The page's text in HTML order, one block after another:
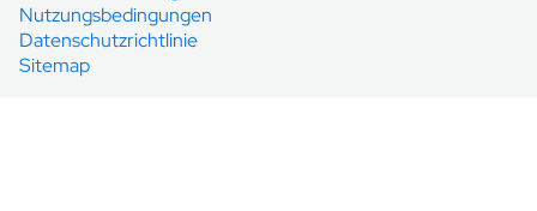
Nutzungsbedingungen
Datenschutzrichtlinie
Sitemap